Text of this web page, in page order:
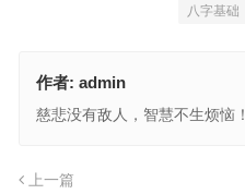
八字基础
作者: admin
慈悲没有敌人，智慧不生烦恼！
上一篇